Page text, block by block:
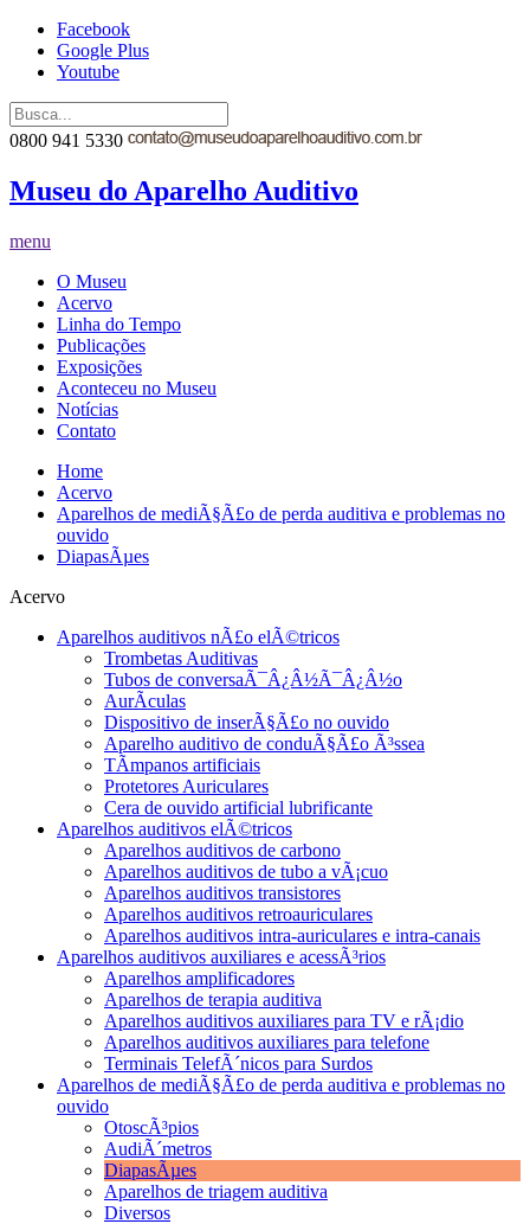
Facebook
Google Plus
Youtube
0800 941 5330
Museu do Aparelho Auditivo
menu
O Museu
Acervo
Linha do Tempo
Publicações
Exposições
Aconteceu no Museu
Notícias
Contato
Home
Acervo
Aparelhos de mediÃ§Ã£o de perda auditiva e problemas no
ouvido
DiapasÃµes
Acervo
Aparelhos auditivos nÃ£o elÃ©tricos
Trombetas Auditivas
Tubos de conversaÃ¯Â¿Â½Ã¯Â¿Â½o
AurÃ­culas
Dispositivo de inserÃ§Ã£o no ouvido
Aparelho auditivo de conduÃ§Ã£o Ã³ssea
TÃ­mpanos artificiais
Protetores Auriculares
Cera de ouvido artificial lubrificante
Aparelhos auditivos elÃ©tricos
Aparelhos auditivos de carbono
Aparelhos auditivos de tubo a vÃ¡cuo
Aparelhos auditivos transistores
Aparelhos auditivos retroauriculares
Aparelhos auditivos intra-auriculares e intra-canais
Aparelhos auditivos auxiliares e acessÃ³rios
Aparelhos amplificadores
Aparelhos de terapia auditiva
Aparelhos auditivos auxiliares para TV e rÃ¡dio
Aparelhos auditivos auxiliares para telefone
Terminais TelefÃ´nicos para Surdos
Aparelhos de mediÃ§Ã£o de perda auditiva e problemas no
ouvido
OtoscÃ³pios
AudiÃ´metros
DiapasÃµes
Aparelhos de triagem auditiva
Diversos